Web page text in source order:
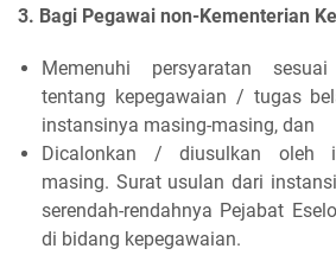
3. Bagi Pegawai non-Kementerian
Memenuhi persyaratan
tentang kepegawaian / tugas
instansinya masing-masing, dan
Dicalonkan / diusulkan oleh
masing. Surat usulan dari
serendah-rendahnya Pejabat
di bidang kepegawaian.